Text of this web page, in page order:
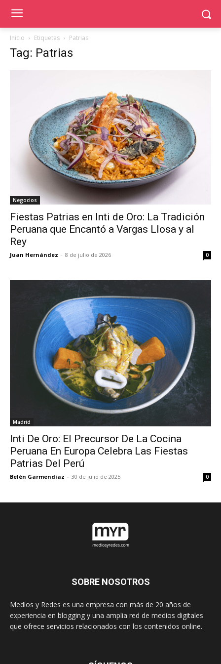
Inicio Etiquetas Patrias
Tag: Patrias
Negocios
Fiestas Patrias en Inti de Oro: La Tradición
Peruana que Encantó a Vargas Llosa y al
Rey
Juan Hernández - 8 de julio de 2026 0
Madrid
Inti De Oro: El Precursor De La Cocina
Peruana En Europa Celebra Las Fiestas
Patrias Del Perú
Belén Garmendiaz - 30 de julio de 2025 0
SOBRE NOSOTROS
Medios y Redes es una empresa con más de 20 años de
experiencia en blogging y una amplia red de medios digitales
que ofrece servicios relacionados con los contenidos online.